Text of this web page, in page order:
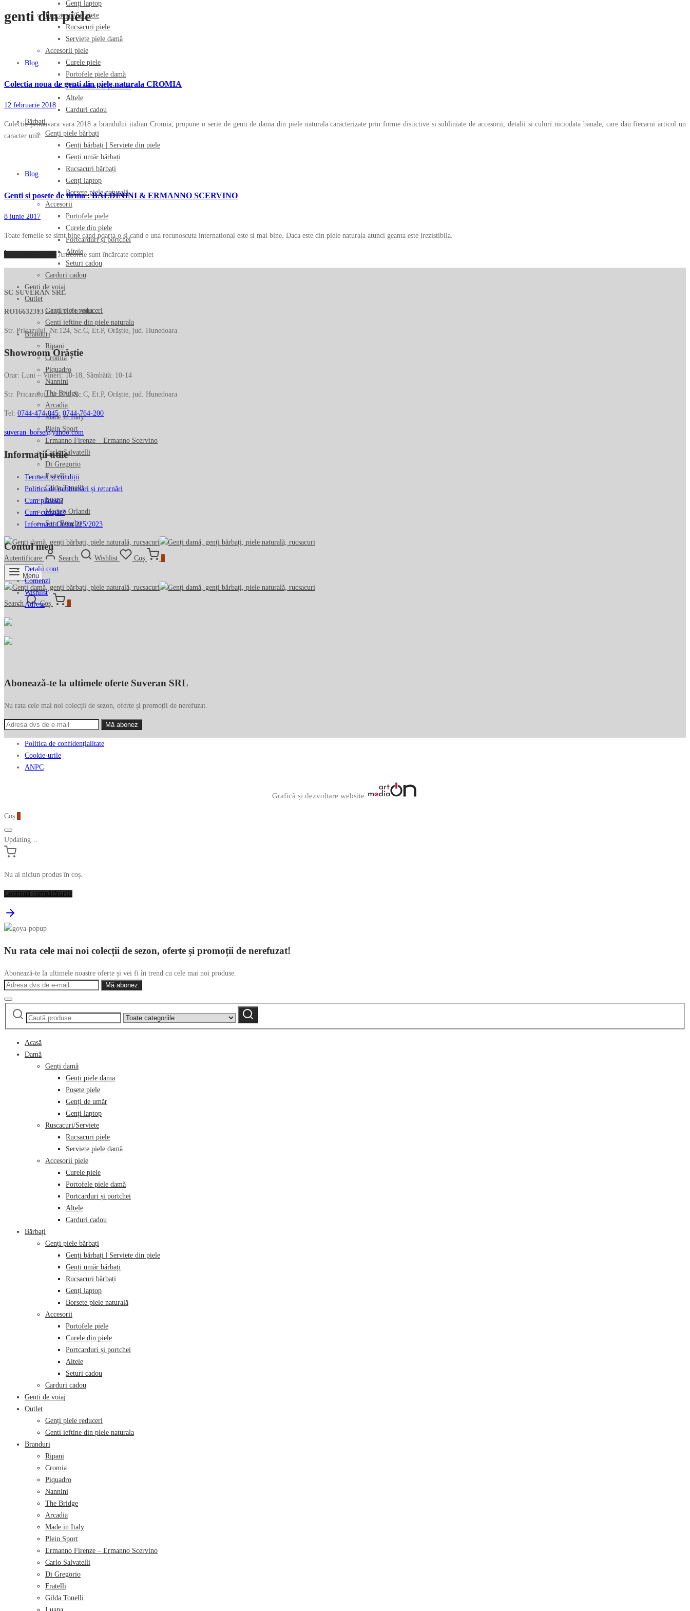
Genți laptop
Ruscacuri/Serviete
Rucsacuri piele
Serviete piele damă
Accesorii piele
Curele piele
Portofele piele damă
Portcarduri și portchei
Altele
Carduri cadou
Bărbați
Genți piele bărbați
Genți bărbați | Serviete din piele
Genți umăr bărbați
Rucsacuri bărbați
Genți laptop
Borsete piele naturală
Accesorii
Portofele piele
Curele din piele
Portcarduri și portchei
Altele
Seturi cadou
Carduri cadou
Genti de voiaj
Outlet
Genți piele reduceri
Genti ieftine din piele naturala
Branduri
Ripani
Cromia
Piquadro
Nannini
The Bridge
Arcadia
Made in Italy
Plein Sport
Ermanno Firenze – Ermanno Scervino
Carlo Salvatelli
Di Gregorio
Fratelli
Gilda Tonelli
Luana
Marino Orlandi
Sara Burglar
Autentificare Search Wishlist Coș
Menu
Search Coș
genti din piele
Blog
Colectia noua de genti din piele naturala CROMIA
12 februarie 2018
Colectia primavara vara 2018 a brandului italian Cromia, propune o serie de genti de dama din piele naturala caracterizate prin forme distictive si subliniate de accesorii, detalii si culori niciodata banale, care dau fiecarui articol un
caracter unic.
Blog
Genti si posete de firma : BALDININI & ERMANNO SCERVINO
8 iunie 2017
Toate femeile se simt bine cand poarta o si cand e una recunoscuta international este si mai bine. Daca este din piele naturala atunci geanta este irezistibila.
Articolele sunt încărcate complet
SC SUVERAN SRL
RO16632313 / J20/1123/2004
Str. Pricazului, Nr.124, Sc.C, Et.P, Orăștie, jud. Hunedoara
Showroom Orăștie
Orar: Luni – Vineri: 10-18, Sâmbătă: 10-14
Str. Pricazului, Nr.124, Sc.C, Et.P, Orăștie, jud. Hunedoara
Tel: 0744-474-045; 0744-764-200
suveran_borse@yahoo.com
Informații utile
Termeni și condiții
Politica de rambursări și returnări
Cum plătesc?
Cum cumpăr?
Informatii Ordin 225/2023
Contul meu
Detalii cont
Comenzi
Wishlist
Adrese
Abonează-te la ultimele oferte Suveran SRL
Nu rata cele mai noi colecții de sezon, oferte și promoții de nerefuzat.
Politica de confidențialitate
Cookie-urile
ANPC
Graficã și dezvoltare website
Coș
Updating…
Nu ai niciun produs în coș.
Continuă cumpărăturile
Nu rata cele mai noi colecții de sezon, oferte și promoții de nerefuzat!
Abonează-te la ultimele noastre oferte și vei fi în trend cu cele mai noi produse.
Caută
după:
Narrow
by
Caută
Acasă
Damă
Genți damă
Genți piele dama
Poșete piele
Genți de umăr
Genți laptop
Ruscacuri/Serviete
Rucsacuri piele
Serviete piele damă
Accesorii piele
Curele piele
Portofele piele damă
Portcarduri și portchei
Altele
Carduri cadou
Bărbați
Genți piele bărbați
Genți bărbați | Serviete din piele
Genți umăr bărbați
Rucsacuri bărbați
Genți laptop
Borsete piele naturală
Accesorii
Portofele piele
Curele din piele
Portcarduri și portchei
Altele
Seturi cadou
Carduri cadou
Genti de voiaj
Outlet
Genți piele reduceri
Genti ieftine din piele naturala
Branduri
Ripani
Cromia
Piquadro
Nannini
The Bridge
Arcadia
Made in Italy
Plein Sport
Ermanno Firenze – Ermanno Scervino
Carlo Salvatelli
Di Gregorio
Fratelli
Gilda Tonelli